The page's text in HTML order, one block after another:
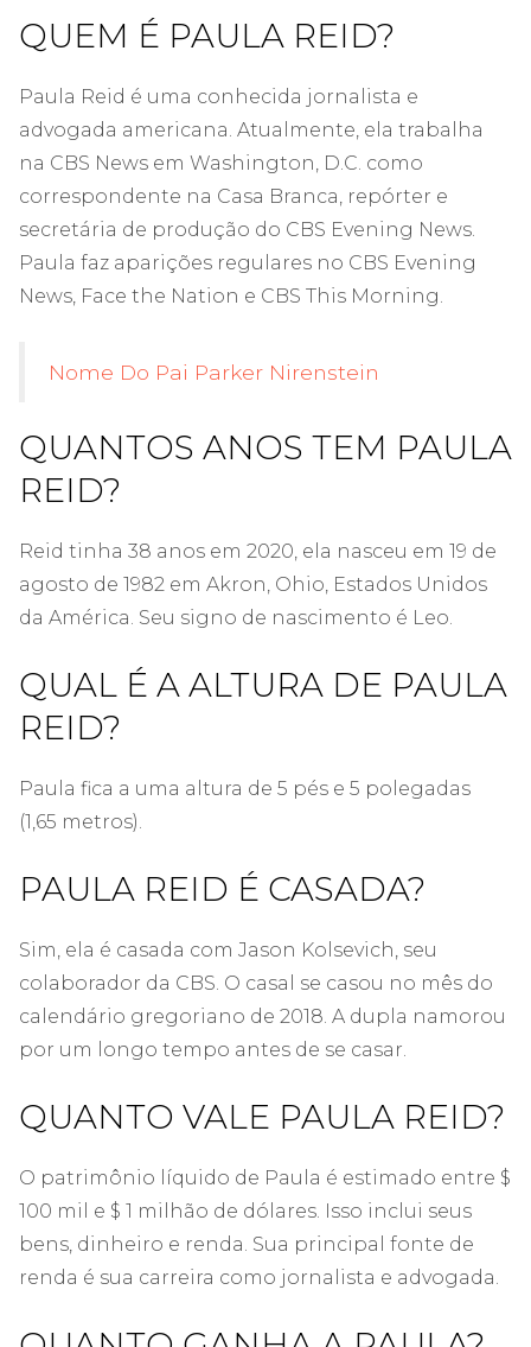
QUEM É PAULA REID?
Paula Reid é uma conhecida jornalista e
advogada americana. Atualmente, ela trabalha
na CBS News em Washington, D.C. como
correspondente na Casa Branca, repórter e
secretária de produção do CBS Evening News.
Paula faz aparições regulares no CBS Evening
News, Face the Nation e CBS This Morning.
Nome Do Pai Parker Nirenstein
QUANTOS ANOS TEM PAULA
REID?
Reid tinha 38 anos em 2020, ela nasceu em 19 de
agosto de 1982 em Akron, Ohio, Estados Unidos
da América. Seu signo de nascimento é Leo.
QUAL É A ALTURA DE PAULA
REID?
Paula fica a uma altura de 5 pés e 5 polegadas
(1,65 metros).
PAULA REID É CASADA?
Sim, ela é casada com Jason Kolsevich, seu
colaborador da CBS. O casal se casou no mês do
calendário gregoriano de 2018. A dupla namorou
por um longo tempo antes de se casar.
QUANTO VALE PAULA REID?
O patrimônio líquido de Paula é estimado entre $
100 mil e $ 1 milhão de dólares. Isso inclui seus
bens, dinheiro e renda. Sua principal fonte de
renda é sua carreira como jornalista e advogada.